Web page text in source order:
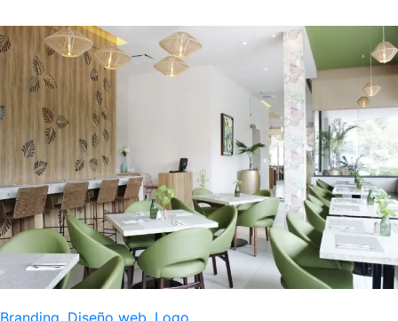
Branding, Diseño web, Logo